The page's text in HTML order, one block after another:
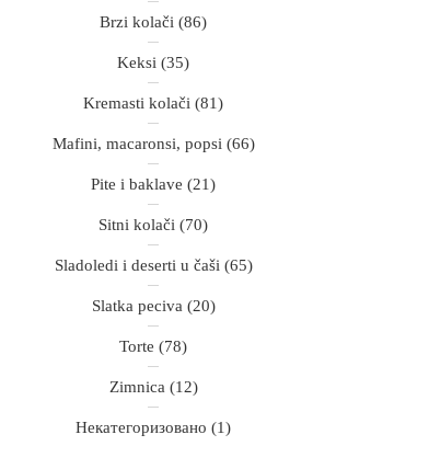
Brzi kolači (86)
Keksi (35)
Kremasti kolači (81)
Mafini, macaronsi, popsi (66)
Pite i baklave (21)
Sitni kolači (70)
Sladoledi i deserti u čaši (65)
Slatka peciva (20)
Torte (78)
Zimnica (12)
Некатегоризовано (1)